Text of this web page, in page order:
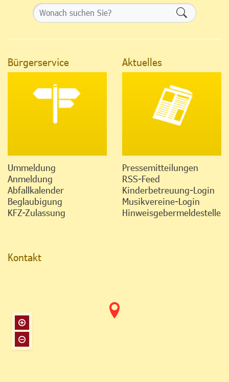
Bürgerservice
Ummeldung
Anmeldung
Abfallkalender
Beglaubigung
KFZ-Zulassung
Aktuelles
Pressemitteilungen
RSS-Feed
Kinderbetreuung-Login
Musikvereine-Login
Hinweisgebermeldestelle
Kontakt